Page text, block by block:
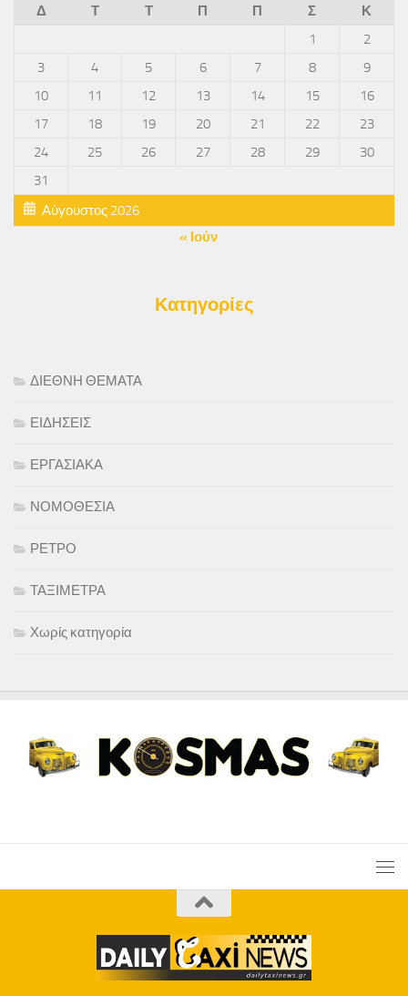
Αύγουστος 2026
Δ Τ Τ Π Π Σ
Κ
1
2
3
4 5 6 7 8
9
10
11 12 13 14 15
16
17
18 19 20 21 22
23
24
25 26 27 28 29
30
31
« Ιούν
Κατηγορίες
ΔΙΕΘΝΗ ΘΕΜΑΤΑ
ΕΙΔΗΣΕΙΣ
ΕΡΓΑΣΙΑΚΑ
ΝΟΜΟΘΕΣΙΑ
ΡΕΤΡΟ
ΤΑΞΙΜΕΤΡΑ
Χωρίς κατηγορία